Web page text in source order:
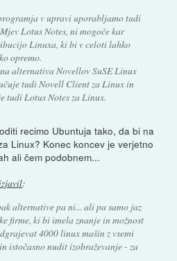
v upravi uporabljamo tudi
Lotus Notes, ni mogoče kar
Linuxa, ki bi v celoti lahko
opremo.
alternativa Novellov SuSE Linux
tudi Novell Client za Linux in
tudi Lotus Notes za Linux.
recimo Ubuntuja tako, da bi na
Linux? Konec koncev je verjetno
ali čem podobnem...
:
alternative pa ni... ali pa samo jaz
firme, ki bi imela znanje in možnost
4000 linux mašin z vsemi
istočasno nudit izobraževanje - za